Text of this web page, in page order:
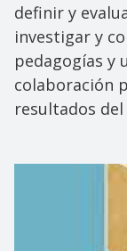
definir y
investigar y
pedagogías y
colaboración
resultados